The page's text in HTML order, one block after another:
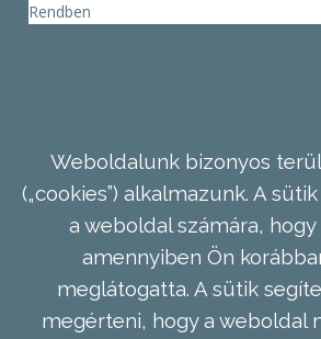
Rendben
Weboldalunk bizonyos
(„cookies”) alkalmazunk. A
a weboldal számára,
amennyiben Ön
meglátogatta. A sütik
megérteni, hogy a weboldal